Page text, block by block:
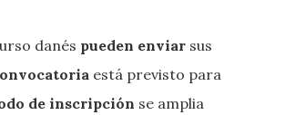
danés pueden enviar sus
está previsto para
de inscripción se amplia